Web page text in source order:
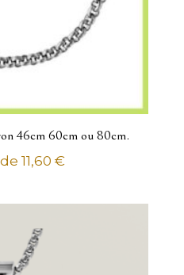
montre Suisse
analogiques
46cm 60cm ou 80cm.
de11,60€